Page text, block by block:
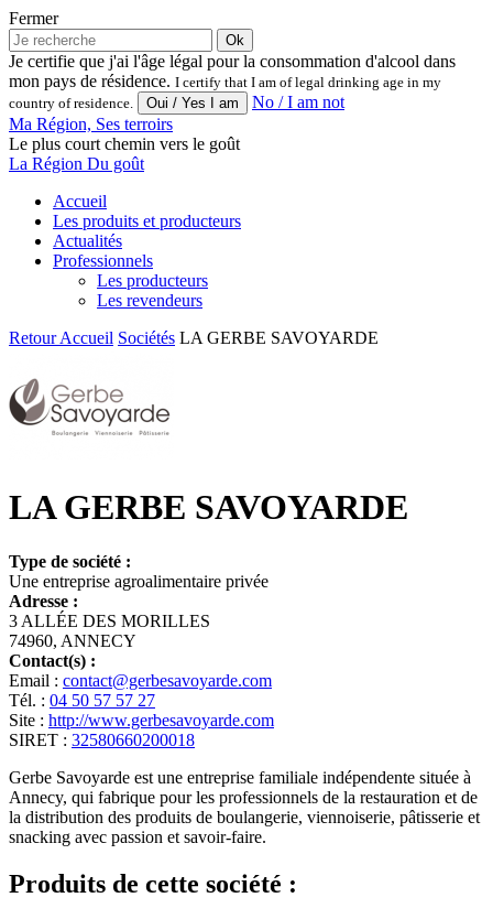
Fermer
Ok
Je certifie que j'ai l'âge légal pour la consommation d'alcool dans
mon pays de résidence. I certify that I am of legal drinking age in my
country of residence.
No / I am not
Ma Région, Ses terroirs
Le plus court chemin vers le goût
La Région Du goût
Accueil
Les produits et producteurs
Actualités
Professionnels
Les producteurs
Les revendeurs
RetourAccueil Sociétés LA GERBE SAVOYARDE
LA GERBE SAVOYARDE
Type de société :
Une entreprise agroalimentaire privée
Adresse :
3 ALLÉE DES MORILLES
74960, ANNECY
Contact(s) :
Email : contact@gerbesavoyarde.com
Tél. : 04 50 57 57 27
Site : http://www.gerbesavoyarde.com
SIRET : 32580660200018
Gerbe Savoyarde est une entreprise familiale indépendente située à
Annecy, qui fabrique pour les professionnels de la restauration et de
la distribution des produits de boulangerie, viennoiserie, pâtisserie et
snacking avec passion et savoir-faire.
Produits de cette société :